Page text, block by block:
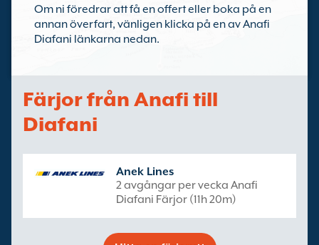
Om ni föredrar att få en offert eller boka på en
annan överfart, vänligen klicka på en av Anafi
Diafani länkarna nedan.
Färjor från Anafi till
Diafani
Anek Lines
2 avgångar per vecka Anafi
Diafani Färjor (11h 20m)